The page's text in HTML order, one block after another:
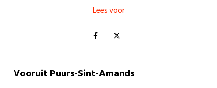
Kinderen en jongeren
Lees voor
Vooruit Puurs-Sint-Amands